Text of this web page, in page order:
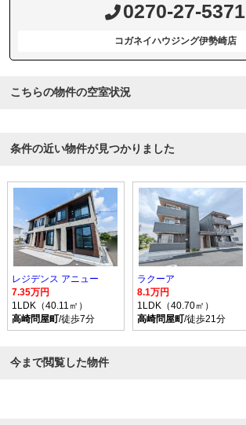
0270-27-5371
コガネイハウジング伊勢崎店
こちらの物件の空室状況
条件の近い物件が見つかりました
レジデンス アニュー
7.35万円
1LDK（40.11㎡）
高崎問屋町/徒歩7分
ラクーア
8.1万円
1LDK（40.70㎡）
高崎問屋町/徒歩21分
今まで閲覧した物件